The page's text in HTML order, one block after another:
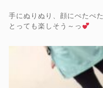
手にぬりぬり、顔にぺたぺた
とっても楽しそう～っ